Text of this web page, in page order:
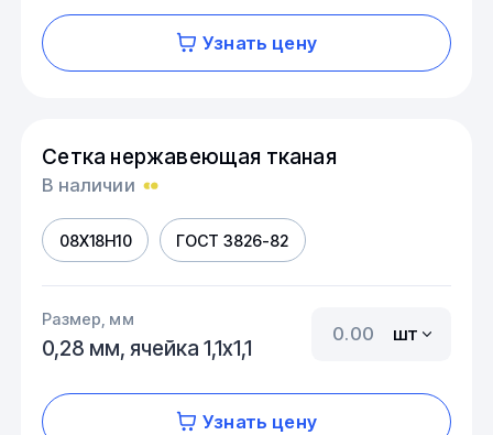
Узнать цену
Сетка нержавеющая тканая
В наличии
08Х18Н10 ГОСТ 3826-82
Размер, мм
0,28 мм, ячейка 1,1х1,1
шт
Узнать цену